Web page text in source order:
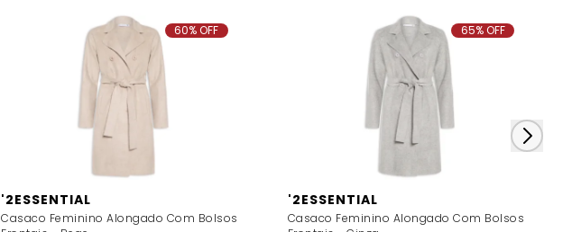
'2ESSENTIAL
Casaco Feminino Alongado Com Bolsos
60% OFF
'2ESSENTIAL
Casaco Feminino Alongado Com Bolsos
65% OFF